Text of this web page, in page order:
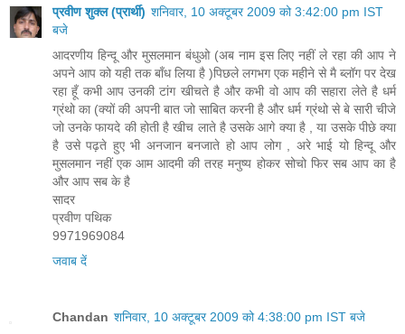
प्रवीण शुक्ल (प्रार्थी) शनिवार, 10 अक्टूबर 2009 को 3:42:00 pm IST
बजे
आदरणीय हिन्दू और मुसलमान बंधुओ (अब नाम इस लिए नहीं ले रहा की आप ने
अपने आप को यही तक बाँध लिया है )पिछले लगभग एक महीने से मै ब्लॉग पर देख
रहा हूँ कभी आप उनकी टांग खीचते है और कभी वो आप की सहारा लेते है धर्म
ग्रंथो का (क्यों की अपनी बात जो साबित करनी है और धर्म ग्रंथो से बे सारी चीजे
जो उनके फायदे की होती है खीच लाते है उसके आगे क्या है , या उसके पीछे क्या
है उसे पढ़ते हुए भी अनजान बनजाते हो आप लोग , अरे भाई यो हिन्दू और
मुसलमान नहीं एक आम आदमी की तरह मनुष्य होकर सोचो फिर सब आप का है
और आप सब के है
सादर
प्रवीण पथिक
9971969084
जवाब दें
Chandan शनिवार, 10 अक्टूबर 2009 को 4:38:00 pm IST बजे